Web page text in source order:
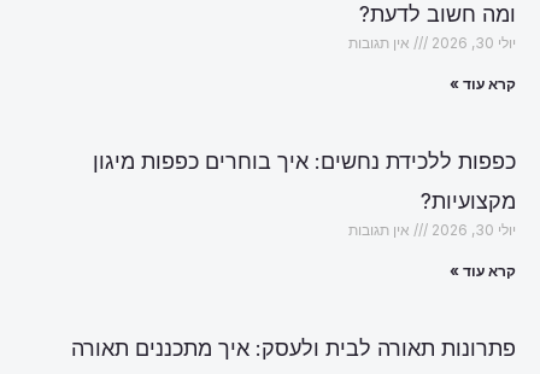
ומה חשוב לדעת?
יולי 30, 2026 אין תגובות
קרא עוד »
כפפות ללכידת נחשים: איך בוחרים כפפות מיגון
מקצועיות?
יולי 30, 2026 אין תגובות
קרא עוד »
פתרונות תאורה לבית ולעסק: איך מתכננים תאורה